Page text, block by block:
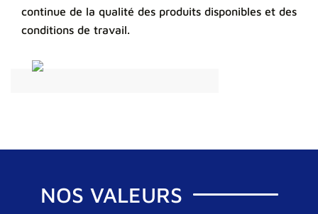
continue de la qualité des produits disponibles et des
conditions de travail.
NOS VALEURS